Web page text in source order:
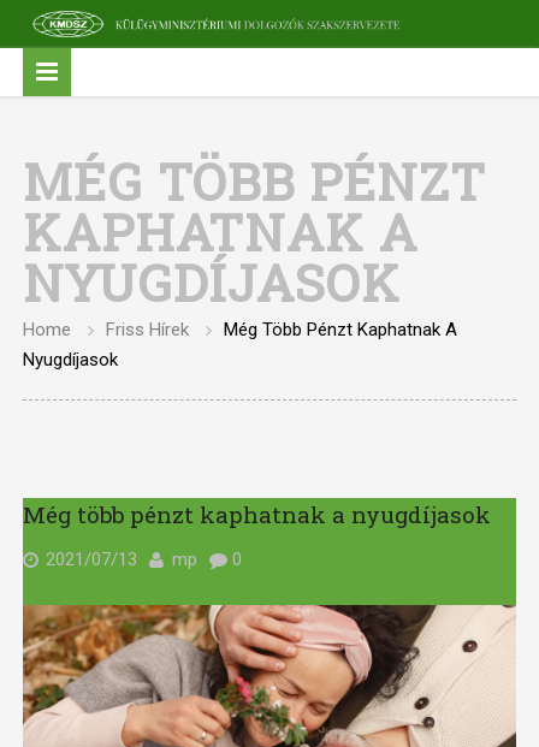
MÉG TÖBB PÉNZT
KAPHATNAK A
NYUGDÍJASOK
Home Friss Hírek
Még Több Pénzt Kaphatnak A
Nyugdíjasok
Még több pénzt kaphatnak a nyugdíjasok
2021/07/13 mp 0